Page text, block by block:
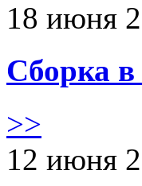
18 июня
Сборка
>>
12 июня